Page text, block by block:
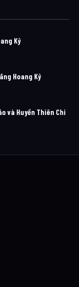
Kỷ
Hoang Kỷ
và Huyền Thiên Chi